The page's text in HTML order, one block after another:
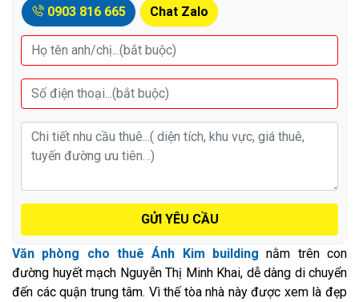
0903 816 665 Chat Zalo
GỬI YÊU CẦU
Văn phòng cho thuê Ánh Kim building nằm trên con
đường huyết mạch Nguyễn Thị Minh Khai, dễ dàng di chuyển
đến các quận trung tâm. Vì thế tòa nhà này được xem là đẹp